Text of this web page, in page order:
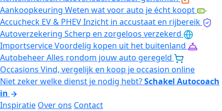
Aankoopkeuring Weten wat voor auto je écht koopt
Accucheck EV & PHEVInzicht in accustaat en rijbereik
Autoverzekering Scherp en zorgeloos verzekerd
ImportserviceVoordelig kopen uit het buitenland
AutobeheerAlles rondom jouw auto geregeld
Occasions Vind, vergelijk en koop je occasion online
Niet zeker welke dienst je nodig hebt?Schakel Autocoach
in
Inspiratie Over ons Contact